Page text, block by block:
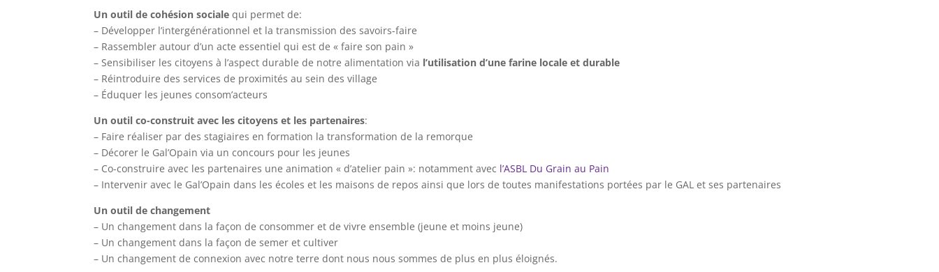
Un outil de cohésion sociale qui permet de:
– Développer l’intergénérationnel et la transmission des savoirs-faire
– Rassembler autour d’un acte essentiel qui est de « faire son pain »
– Sensibiliser les citoyens à l’aspect durable de notre alimentation via l’utilisation d’une farine locale et durable
– Réintroduire des services de proximités au sein des village
– Éduquer les jeunes consom’acteurs
Un outil co-construit avec les citoyens et les partenaires:
– Faire réaliser par des stagiaires en formation la transformation de la remorque
– Décorer le Gal’Opain via un concours pour les jeunes
– Co-construire avec les partenaires une animation « d’atelier pain »: notamment avec l’ASBL Du Grain au Pain
– Intervenir avec le Gal’Opain dans les écoles et les maisons de repos ainsi que lors de toutes manifestations portées par le GAL et ses partenaires
Un outil de changement
– Un changement dans la façon de consommer et de vivre ensemble (jeune et moins jeune)
– Un changement dans la façon de semer et cultiver
– Un changement de connexion avec notre terre dont nous nous sommes de plus en plus éloignés.